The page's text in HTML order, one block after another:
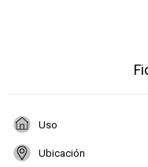
Uso
Ubicación